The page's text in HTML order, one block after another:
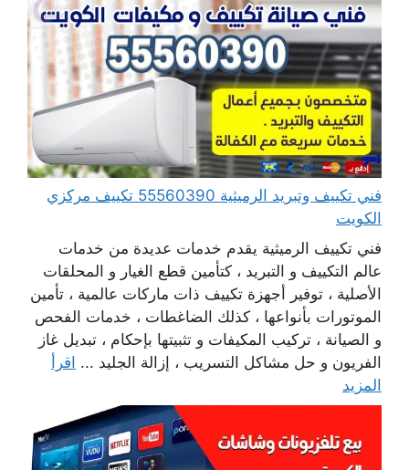
فني تكييف وتبريد الرميثية 55560390 تكييف مركزي
الكويت
فني تكييف الرميثية يقدم خدمات عديدة من خدمات
عالم التكييف و التبريد ، كتأمين قطع الغيار و المحلقات
الأصلية ، توفير أجهزة تكييف ذات ماركات عالمية ، تأمين
الموتورات بأنواعها ، كذلك الضاغطات ، خدمات الفحص
و الصيانة ، تركيب المكيفات و تثبيتها بإحكام ، تبديل غاز
الفريون و حل مشاكل التسريب ، إزالة الجليد ... اقرأ
المزيد